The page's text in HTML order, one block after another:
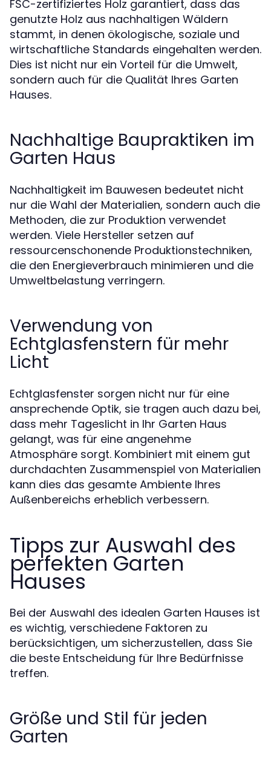
FSC-zertifiziertes Holz garantiert, dass das
genutzte Holz aus nachhaltigen Wäldern
stammt, in denen ökologische, soziale und
wirtschaftliche Standards eingehalten werden.
Dies ist nicht nur ein Vorteil für die Umwelt,
sondern auch für die Qualität Ihres Garten
Hauses.
Nachhaltige Baupraktiken im
Garten Haus
Nachhaltigkeit im Bauwesen bedeutet nicht
nur die Wahl der Materialien, sondern auch die
Methoden, die zur Produktion verwendet
werden. Viele Hersteller setzen auf
ressourcenschonende Produktionstechniken,
die den Energieverbrauch minimieren und die
Umweltbelastung verringern.
Verwendung von
Echtglasfenstern für mehr
Licht
Echtglasfenster sorgen nicht nur für eine
ansprechende Optik, sie tragen auch dazu bei,
dass mehr Tageslicht in Ihr Garten Haus
gelangt, was für eine angenehme
Atmosphäre sorgt. Kombiniert mit einem gut
durchdachten Zusammenspiel von Materialien
kann dies das gesamte Ambiente Ihres
Außenbereichs erheblich verbessern.
Tipps zur Auswahl des
perfekten Garten
Hauses
Bei der Auswahl des idealen Garten Hauses ist
es wichtig, verschiedene Faktoren zu
berücksichtigen, um sicherzustellen, dass Sie
die beste Entscheidung für Ihre Bedürfnisse
treffen.
Größe und Stil für jeden
Garten